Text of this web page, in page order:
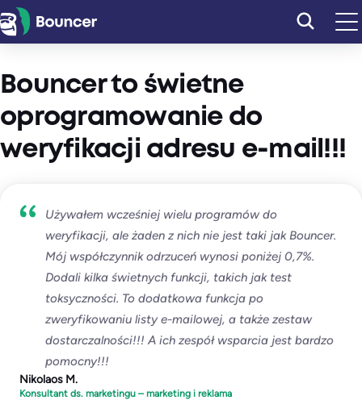
Przejdź
do
Bouncer to świetne
oprogramowanie do
weryfikacji adresu e-mail!!!
Używałem wcześniej wielu programów do
weryfikacji, ale żaden z nich nie jest taki jak Bouncer.
Mój współczynnik odrzuceń wynosi poniżej 0,7%.
Dodali kilka świetnych funkcji, takich jak test
toksyczności. To dodatkowa funkcja po
zweryfikowaniu listy e-mailowej, a także zestaw
dostarczalności!!! A ich zespół wsparcia jest bardzo
pomocny!!!
Nikolaos M.
Konsultant ds. marketingu – marketing i reklama